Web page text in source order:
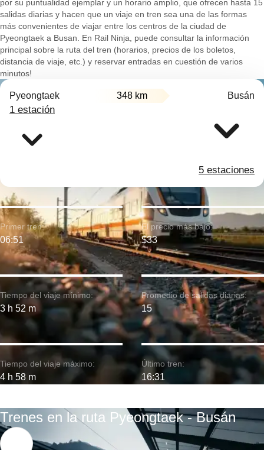
por su puntualidad ejemplar y un horario amplio, que ofrecen hasta 15
salidas diarias y hacen que un viaje en tren sea una de las formas
más convenientes de viajar entre los centros de la ciudad de
Pyeongtaek a Busan. En Rail Ninja, puede consultar la información
principal sobre la ruta del tren (horarios, precios de los boletos,
distancia de viaje, etc.) y reservar entradas en cuestión de varios
minutos!
Pyeongtaek 348 km Busán
1 estación
5 estaciones
Tiempo del viaje mínimo:
3 h 52 m
Primer tren:
06:51
Tiempo del viaje máximo:
4 h 58 m
El precio más bajo:
$33
Promedio de salidas diarias:
15
Último tren:
16:31
Trenes en la ruta Pyeongtaek - Busán